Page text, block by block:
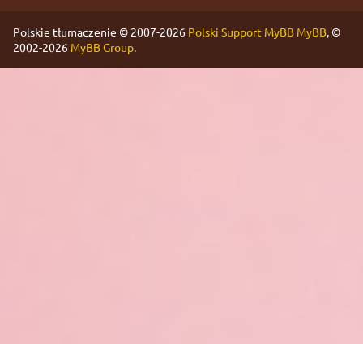
Polskie tłumaczenie © 2007-2026 Polski Support MyBB MyBB, ©
2002-2026 MyBB Group.